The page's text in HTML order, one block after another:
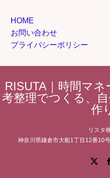
HOME
お問い合わせ
プライバシーポリシー
RISUTA｜時間マ
考整理でつくる、
作
リスタ
神奈川県鎌倉市大船1丁目12番10